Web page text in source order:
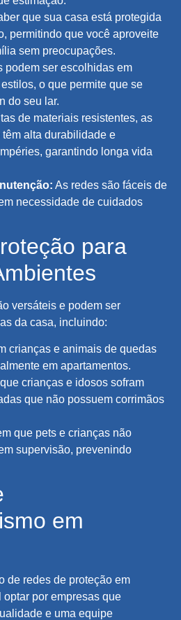
que sua casa está protegida
permitindo que você aproveite
sem preocupações.
podem ser escolhidas em
o que permite que se
do seu lar.
de materiais resistentes, as
alta durabilidade e
garantindo longa vida
As redes são fáceis de
necessidade de cuidados
para
versáteis e podem ser
da casa, incluindo:
crianças e animais de quedas
em apartamentos.
crianças e idosos sofram
que não possuem corrimãos
que pets e crianças não
supervisão, prevenindo
em
de redes de proteção em
optar por empresas que
e uma equipe